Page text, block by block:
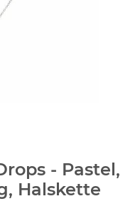
- Pastel,
Halskette